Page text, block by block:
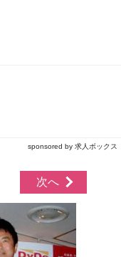
sponsored by 求人ボックス
次へ